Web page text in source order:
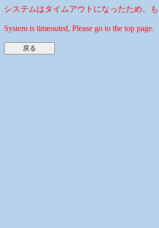
システムはタイムアウトになったため、
System is timeouted, Please go to the top page.